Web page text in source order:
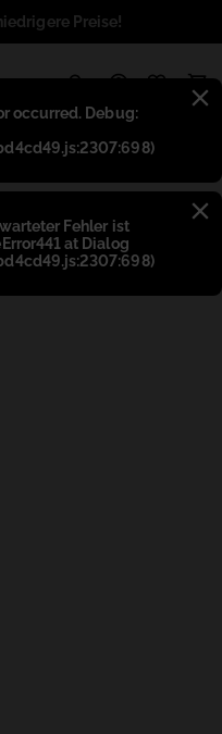
occurred. Debug:
Fehler ist
at Dialog
Preise!